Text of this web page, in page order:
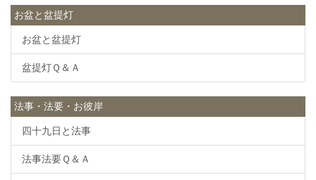
お盆と盆提灯
お盆と盆提灯
盆提灯Ｑ＆Ａ
法事・法要・お彼岸
四十九日と法事
法事法要Ｑ＆Ａ